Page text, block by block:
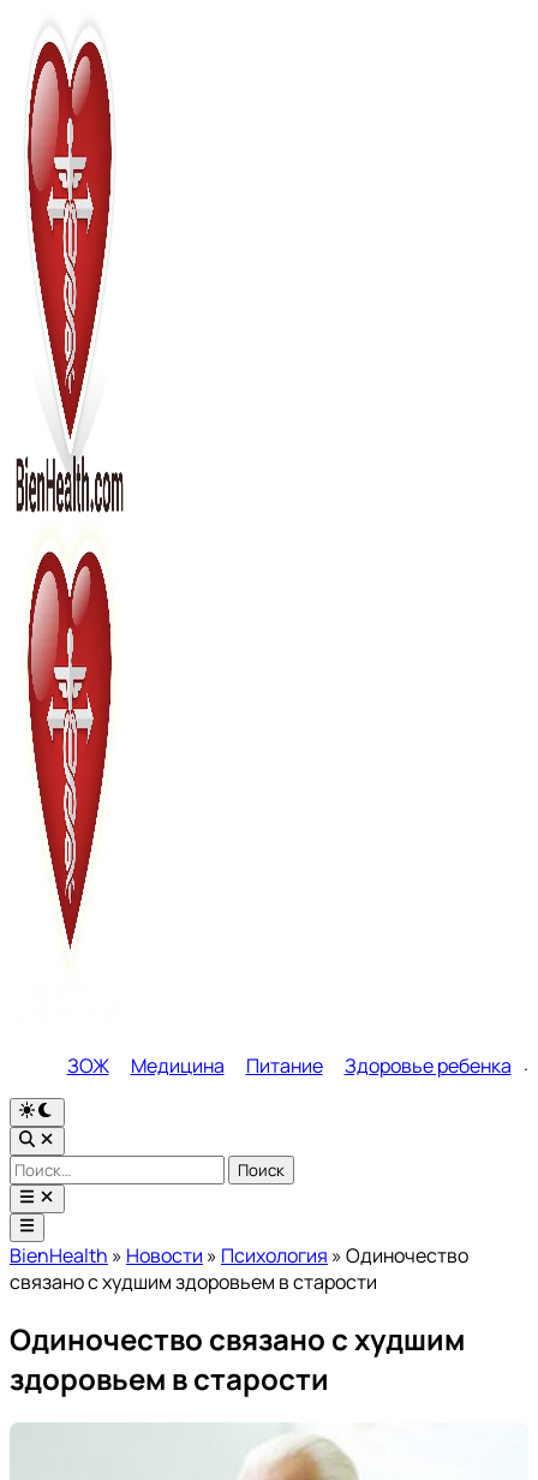
Перейти
содержимому
ЗОЖ Медицина Питание Здоровье ребенка
Переключить
на
тёмный
режим
Открыть
поиск
Найти:
Открыть
меню
Главное
меню
BienHealth » Новости » Психология »Одиночество
связано с худшим здоровьем в старости
Одиночество связано с худшим
здоровьем в старости